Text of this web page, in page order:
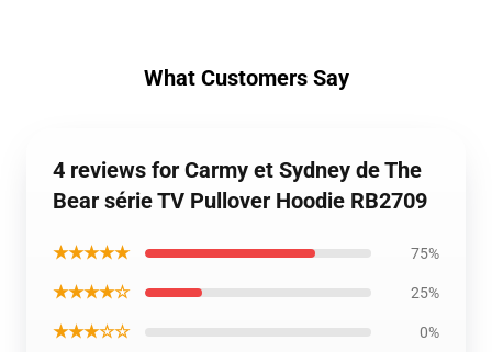
What Customers Say
4 reviews for Carmy et Sydney de The
Bear série TV Pullover Hoodie RB2709
★★★★★ 75%
★★★★☆ 25%
★★★☆☆ 0%